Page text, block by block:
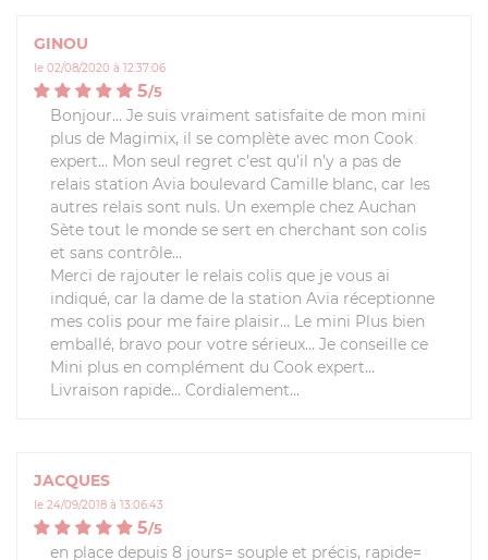
GINOU
le 02/08/2020 à 12:37:06
5/5
Bonjour… Je suis vraiment satisfaite de mon mini
plus de Magimix, il se complète avec mon Cook
expert… Mon seul regret c’est qu’il n’y a pas de
relais station Avia boulevard Camille blanc, car les
autres relais sont nuls. Un exemple chez Auchan
Sète tout le monde se sert en cherchant son colis
et sans contrôle…
Merci de rajouter le relais colis que je vous ai
indiqué, car la dame de la station Avia réceptionne
mes colis pour me faire plaisir… Le mini Plus bien
emballé, bravo pour votre sérieux… Je conseille ce
Mini plus en complément du Cook expert…
Livraison rapide… Cordialement…
JACQUES
le 24/09/2018 à 13:06:43
5/5
en place depuis 8 jours= souple et précis, rapide=